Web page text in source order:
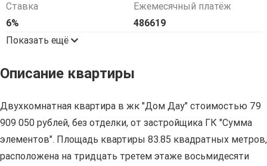
Ставка
6%
Ежемесячный платёж
486619
Показать ещё
Описание квартиры
Двухкомнатная квартира в жк "Дом Дау" стоимостью 79
909 050 рублей, без отделки, от застройщика ГК "Сумма
элементов". Площадь квартиры 83.85 квадратных метров,
расположена на тридцать третем этаже восьмидесяти